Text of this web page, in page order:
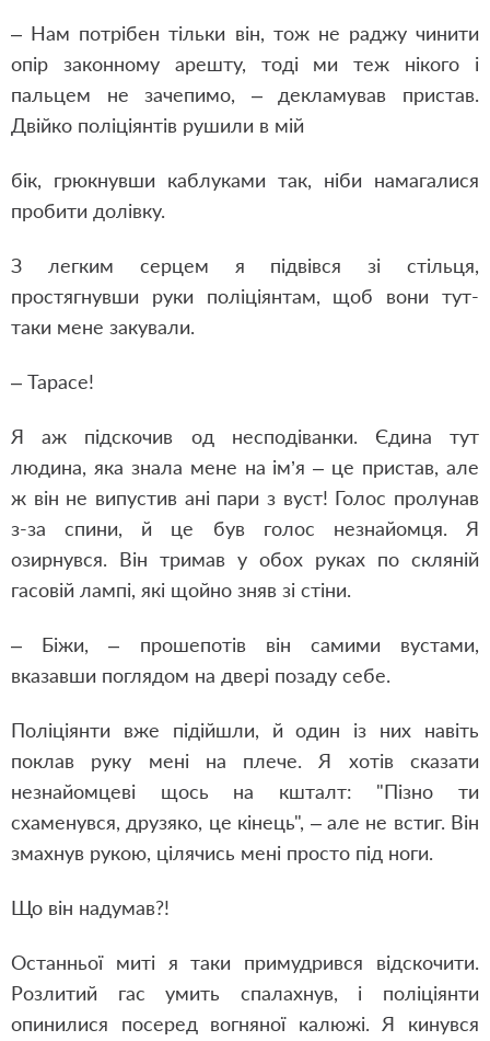
– Нам потрібен тільки він, тож не раджу чинити
опір законному арешту, тоді ми теж нікого і
пальцем не зачепимо, – декламував пристав.
Двійко поліціянтів рушили в мій
бік, грюкнувши каблуками так, ніби намагалися
пробити долівку.
З легким серцем я підвівся зі стільця,
простягнувши руки поліціянтам, щоб вони тут-
таки мене закували.
– Тарасе!
Я аж підскочив од несподіванки. Єдина тут
людина, яка знала мене на ім’я – це пристав, але
ж він не випустив ані пари з вуст! Голос пролунав
з-за спини, й це був голос незнайомця. Я
озирнувся. Він тримав у обох руках по скляній
гасовій лампі, які щойно зняв зі стіни.
– Біжи, – прошепотів він самими вустами,
вказавши поглядом на двері позаду себе.
Поліціянти вже підійшли, й один із них навіть
поклав руку мені на плече. Я хотів сказати
незнайомцеві щось на кшталт: "Пізно ти
схаменувся, друзяко, це кінець", – але не встиг. Він
змахнув рукою, цілячись мені просто під ноги.
Що він надумав?!
Останньої миті я таки примудрився відскочити.
Розлитий гас умить спалахнув, і поліціянти
опинилися посеред вогняної калюжі. Я кинувся